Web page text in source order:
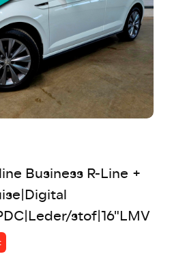
Business R-Line +
stof|16"LMV